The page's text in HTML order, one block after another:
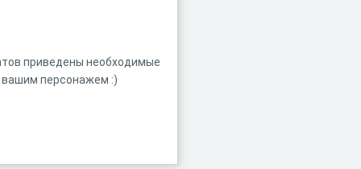
приведены необходимые
вашим персонажем :)